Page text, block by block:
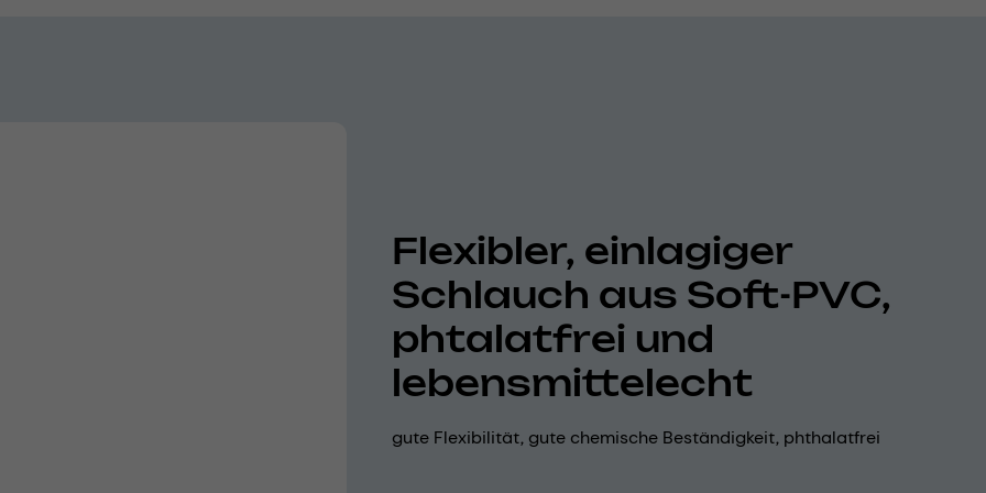
Flexibler, einlagiger
Schlauch aus Soft-PVC,
phtalatfrei und
lebensmittelecht
gute Flexibilität, gute chemische Beständigkeit, phthalatfrei